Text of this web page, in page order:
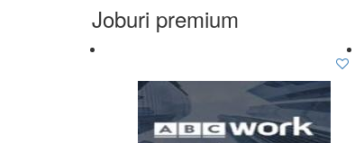
Joburi premium